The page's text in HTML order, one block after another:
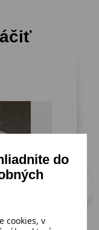
do
cookies, v